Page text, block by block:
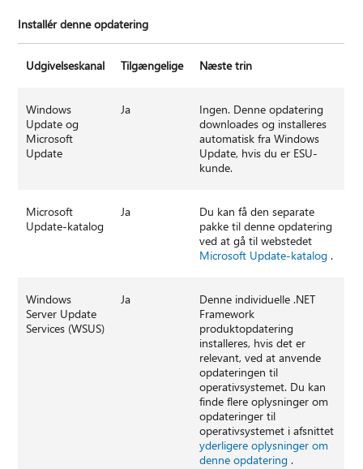
Installér denne opdatering
Udgivelseskanal Tilgængelige Næste trin
Windows
Update og
Microsoft
Update
Ja
Ingen. Denne opdatering
downloades og installeres
automatisk fra Windows
Update, hvis du er ESU-
kunde.
Microsoft
Update-katalog
Ja
Du kan få den separate
pakke til denne opdatering
ved at gå til webstedet
Microsoft Update-katalog .
Windows
Server Update
Services (WSUS)
Ja
Denne individuelle .NET
Framework
produktopdatering
installeres, hvis det er
relevant, ved at anvende
opdateringen til
operativsystemet. Du kan
finde flere oplysninger om
opdateringer til
operativsystemet i afsnittet
yderligere oplysninger om
denne opdatering .